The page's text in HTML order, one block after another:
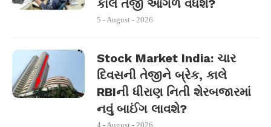
કાલે તેજી આગળ વધશે?
5 - August - 2026
Stock Market India: ચાર
દિવસની તેજીને બ્રેક, કાલે
RBIની ધીરાણ નિતી શેરબજારમાં
નવું બાઈંગ લાવશે?
4 - August - 2026